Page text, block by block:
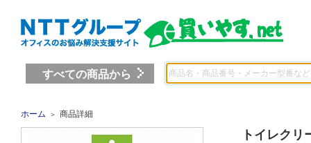
すべての商品から
ホーム ＞ 商品詳細
トイレク